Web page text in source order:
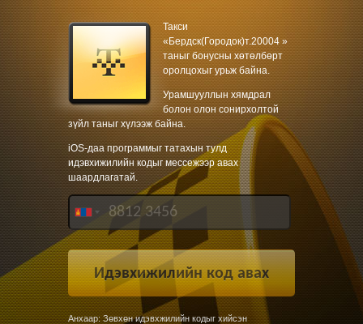
Такси
«Бердск(Городок)т.20004 »
таныг бонусны хөтөлбөрт
оролцохыг урьж байна.
Урамшууллын хямдрал
болон олон сонирхолтой
зүйл таныг хүлээж байна.
iOS-даа программыг татахын тулд
идэвхижилийн кодыг мессежээр авах
шаардлагатай.
Анхаар: Зөвхөн идэвхжилийн кодыг хийсэн